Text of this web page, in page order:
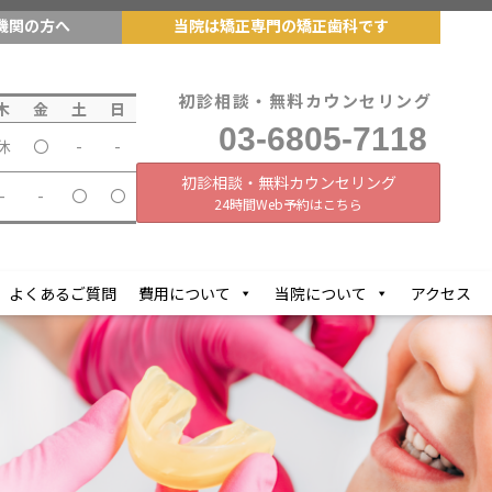
関の方へ 当院は矯正専門の矯正歯科です
金 土
日
〇 - -
- 〇 〇
初診相談・無料カウンセリング
03-6805-7118
初診相談・無料カウンセリング
24時間Web予約はこちら
よくあるご質問 費用について 当院について アクセス